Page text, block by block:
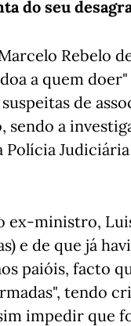
do seu
Rebelo
a quem
de
a
Polícia
ex-ministro,
e de que já
paióis, facto
tendo
impedir que